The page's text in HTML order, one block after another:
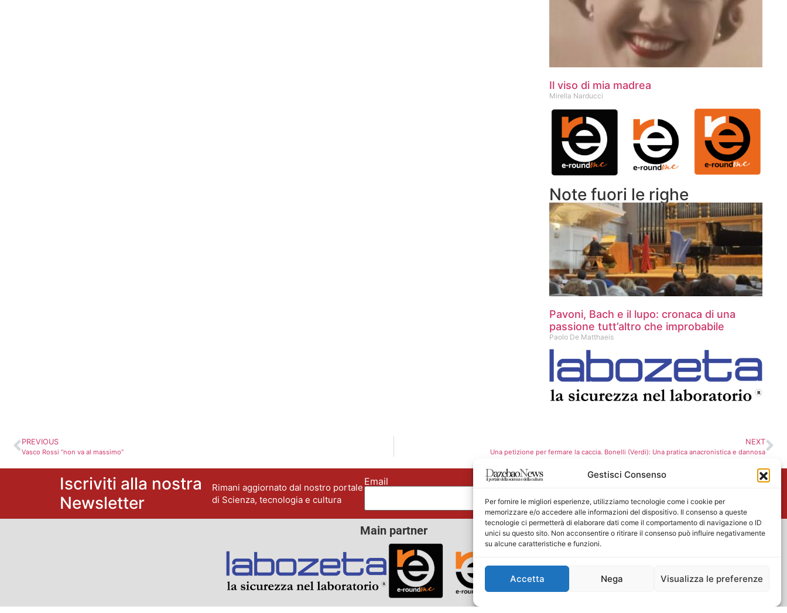
Gestisci Consenso
Per fornire le migliori esperienze, utilizziamo tecnologie come i cookie per
memorizzare e/o accedere alle informazioni del dispositivo. Il consenso a queste
tecnologie ci permetterà di elaborare dati come il comportamento di navigazione o ID
unici su questo sito. Non acconsentire o ritirare il consenso può influire negativamente
su alcune caratteristiche e funzioni.
Accetta Nega Visualizza le preferenze
Il viso di mia madrea
Mirella Narducci
Note fuori le righe
Pavoni, Bach e il lupo: cronaca di una
passione tutt’altro che improbabile
Paolo De Matthaeis
PREVIOUS
Vasco Rossi “non va al massimo”
NEXT
Una petizione per fermare la caccia. Bonelli (Verdi): Una pratica anacronistica e dannosa
Iscriviti alla nostra
Newsletter
Rimani aggiornato dal nostro portale
di Scienza, tecnologia e cultura
Email Nome
Main partner